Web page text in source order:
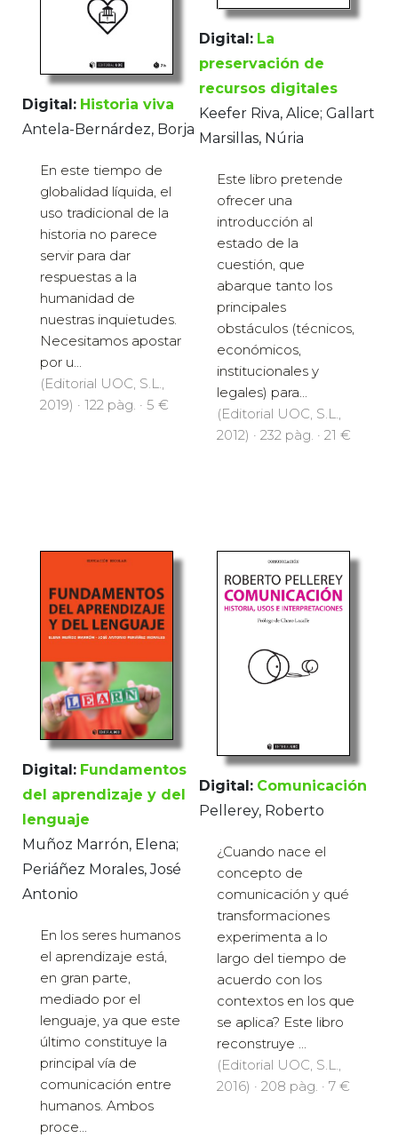
Digital: Historia viva
Antela-Bernárdez, Borja
En este tiempo de
globalidad líquida, el
uso tradicional de la
historia no parece
servir para dar
respuestas a la
humanidad de
nuestras inquietudes.
Necesitamos apostar
por u...
(Editorial UOC, S.L.,
2019) · 122 pàg. · 5 €
Digital: La
preservación de
recursos digitales
Keefer Riva, Alice; Gallart
Marsillas, Núria
Este libro pretende
ofrecer una
introducción al
estado de la
cuestión, que
abarque tanto los
principales
obstáculos (técnicos,
económicos,
institucionales y
legales) para...
(Editorial UOC, S.L.,
2012) · 232 pàg. · 21 €
Digital: Fundamentos
del aprendizaje y del
lenguaje
Muñoz Marrón, Elena;
Periáñez Morales, José
Antonio
En los seres humanos
el aprendizaje está,
en gran parte,
mediado por el
lenguaje, ya que este
último constituye la
principal vía de
comunicación entre
humanos. Ambos
proce...
Digital: Comunicación
Pellerey, Roberto
¿Cuando nace el
concepto de
comunicación y qué
transformaciones
experimenta a lo
largo del tiempo de
acuerdo con los
contextos en los que
se aplica? Este libro
reconstruye ...
(Editorial UOC, S.L.,
2016) · 208 pàg. · 7 €